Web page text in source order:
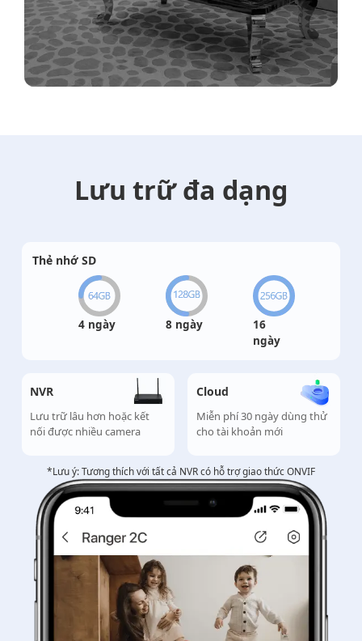
Lưu trữ đa dạng
Thẻ nhớ SD
4 ngày 8 ngày
16
ngày
NVR
Lưu trữ lâu hơn hoặc kết
nối được nhiều camera
Cloud
Miễn phí 30 ngày dùng thử
cho tài khoản mới
*Lưu ý: Tương thích với tất cả NVR có hỗ trợ giao thức ONVIF